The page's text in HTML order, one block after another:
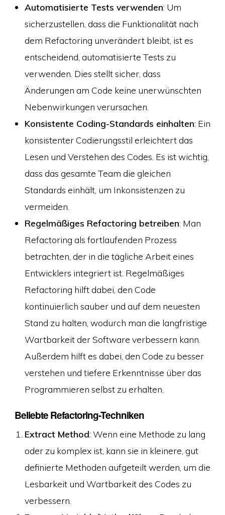
Automatisierte Tests verwenden: Um
sicherzustellen, dass die Funktionalität nach
dem Refactoring unverändert bleibt, ist es
entscheidend, automatisierte Tests zu
verwenden. Dies stellt sicher, dass
Änderungen am Code keine unerwünschten
Nebenwirkungen verursachen.
Konsistente Coding-Standards einhalten: Ein
konsistenter Codierungsstil erleichtert das
Lesen und Verstehen des Codes. Es ist wichtig,
dass das gesamte Team die gleichen
Standards einhält, um Inkonsistenzen zu
vermeiden.
Regelmäßiges Refactoring betreiben: Man
Refactoring als fortlaufenden Prozess
betrachten, der in die tägliche Arbeit eines
Entwicklers integriert ist. Regelmäßiges
Refactoring hilft dabei, den Code
kontinuierlich sauber und auf dem neuesten
Stand zu halten, wodurch man die langfristige
Wartbarkeit der Software verbessern kann.
Außerdem hilft es dabei, den Code zu besser
verstehen und tiefere Erkenntnisse über das
Programmieren selbst zu erhalten.
Beliebte Refactoring-Techniken
Extract Method: Wenn eine Methode zu lang
oder zu komplex ist, kann sie in kleinere, gut
definierte Methoden aufgeteilt werden, um die
Lesbarkeit und Wartbarkeit des Codes zu
verbessern.